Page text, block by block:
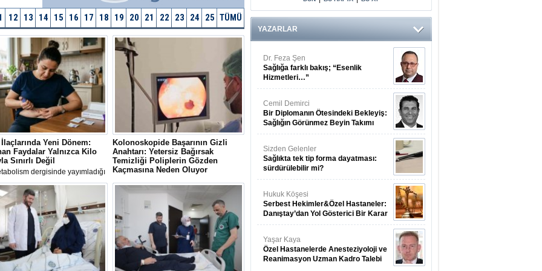
12 13 14 15 16 17 18 19 20 21 22 23 24 25 TÜMÜ
Yeni Dönem:
Faydalar Yalnızca Kilo
Sınırlı Değil
dergisinde yayımladığı
zayıflama ve diyabet
kullanılan GLP-1 ilaçlarının
ve organlar arası iletişim
üzerinden kilo kaybından
biyolojik mekanizmaları
ortaya çıktı
Kolonoskopide Başarının Gizli
Anahtarı: Yetersiz Bağırsak
Temizliği Poliplerin Gözden
Kaçmasına Neden Oluyor
Uluslararası kılavuzlar, her 4 ila 5
kolonoskopiden birinde bağırsak
temizliğinin yetersiz olduğunu ve bu
durumun kanser öncüsü poliplerin
atlanmasına yol açabildiğini ortaya
koyuyor.
YAZARLAR
Dr. Feza Şen
Sağlığa farklı bakış; “Esenlik
Hizmetleri…”
Cemil Demirci
Bir Diplomanın Ötesindeki Bekleyiş:
Sağlığın Görünmez Beyin Takımı
Sizden Gelenler
Sağlıkta tek tip forma dayatması:
sürdürülebilir mi?
Hukuk Köşesi
Serbest Hekimler&Özel Hastaneler:
Danıştay’dan Yol Gösterici Bir Karar
Yaşar Kaya
Özel Hastanelerde Anesteziyoloji ve
Reanimasyon Uzman Kadro Talebi